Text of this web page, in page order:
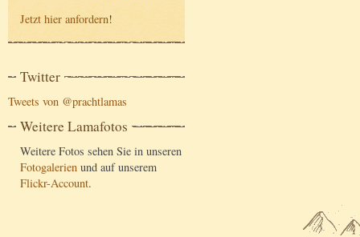
Jetzt hier anfordern!
Twitter
Tweets von @prachtlamas
Weitere Lamafotos
Weitere Fotos sehen Sie in unseren
Fotogalerien und auf unserem
Flickr-Account.